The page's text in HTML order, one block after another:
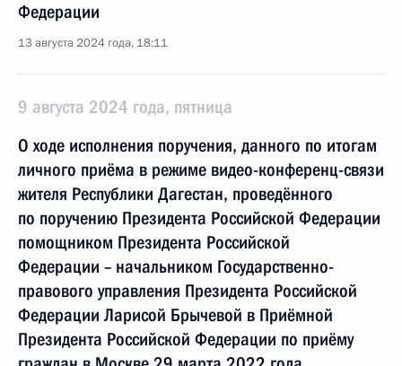
Федерации
13 августа 2024 года, 18:11
9 августа 2024 года, пятница
О ходе исполнения поручения, данного по итогам
личного приёма в режиме видео-конференц-связи
жителя Республики Дагестан, проведённого
по поручению Президента Российской Федерации
помощником Президента Российской
Федерации – начальником Государственно-
правового управления Президента Российской
Федерации Ларисой Брычевой в Приёмной
Президента Российской Федерации по приёму